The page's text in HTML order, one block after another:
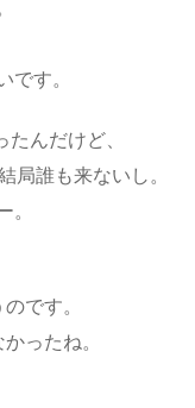
です。
んだけど、
局誰も来ないし。
。
です。
ったね。